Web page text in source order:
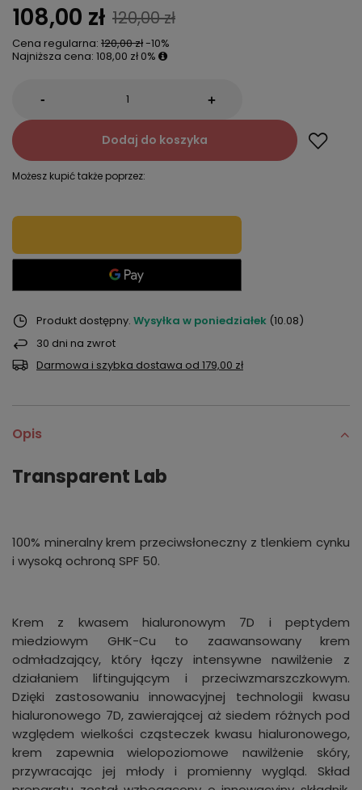
108,00 zł 120,00 zł
Cena regularna: 120,00 zł-10%
Najniższa cena: 108,00 zł 0%
- +
Dodaj do koszyka
Możesz kupić także poprzez:
Produkt dostępny Wysyłka w poniedziałek (10.08)
30 dni na zwrot
Darmowa i szybka dostawa od 179,00 zł
Opis
Transparent Lab
100% mineralny krem przeciwsłoneczny z tlenkiem cynku
i wysoką ochroną SPF 50.
Krem z kwasem hialuronowym 7D i peptydem
miedziowym GHK-Cu to zaawansowany krem
odmładzający, który łączy intensywne nawilżenie z
działaniem liftingującym i przeciwzmarszczkowym.
Dzięki zastosowaniu innowacyjnej technologii kwasu
hialuronowego 7D, zawierającej aż siedem różnych pod
względem wielkości cząsteczek kwasu hialuronowego,
krem zapewnia wielopoziomowe nawilżenie skóry,
przywracając jej młody i promienny wygląd. Skład